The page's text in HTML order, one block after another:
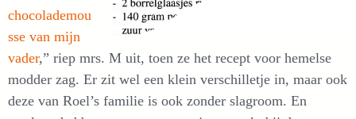
chocolademou
sse van mijn
vader,” riep mrs. M uit, toen ze het recept voor hemelse
modder zag. Er zit wel een klein verschilletje in, maar ook
deze van Roel’s familie is ook zonder slagroom. En